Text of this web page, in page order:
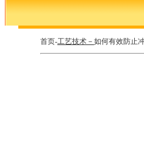
首页-工艺技术－ 如何有效防止